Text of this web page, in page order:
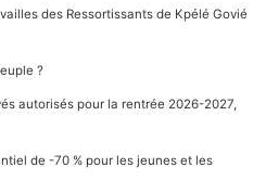
des Ressortissants de Kpélé Govié
?
autorisés pour la rentrée 2026-2027,
de -70 % pour les jeunes et les